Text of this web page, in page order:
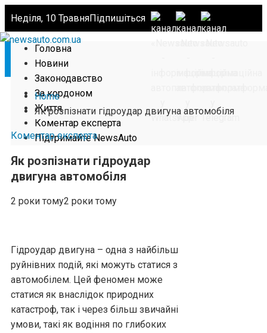
Неділя, 10 ТравняПідпишіться
Головна
Новини
Законодавство
За кордоном
Життя
Коментар експерта
Підтримайте NewsAuto
Home
Як розпізнати гідроудар двигуна автомобіля
Коментар експерта
Як розпізнати гідроудар
двигуна автомобіля
2 роки тому2 роки тому
Гідроудар двигуна – одна з найбільш
руйнівних подій, які можуть статися з
автомобілем. Цей феномен може
статися як внаслідок природних
катастроф, так і через більш звичайні
умови, такі як водіння по глибоких